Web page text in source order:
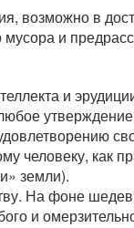
возможно в
мусора и
и
человеку, как
земли).
На фоне
и